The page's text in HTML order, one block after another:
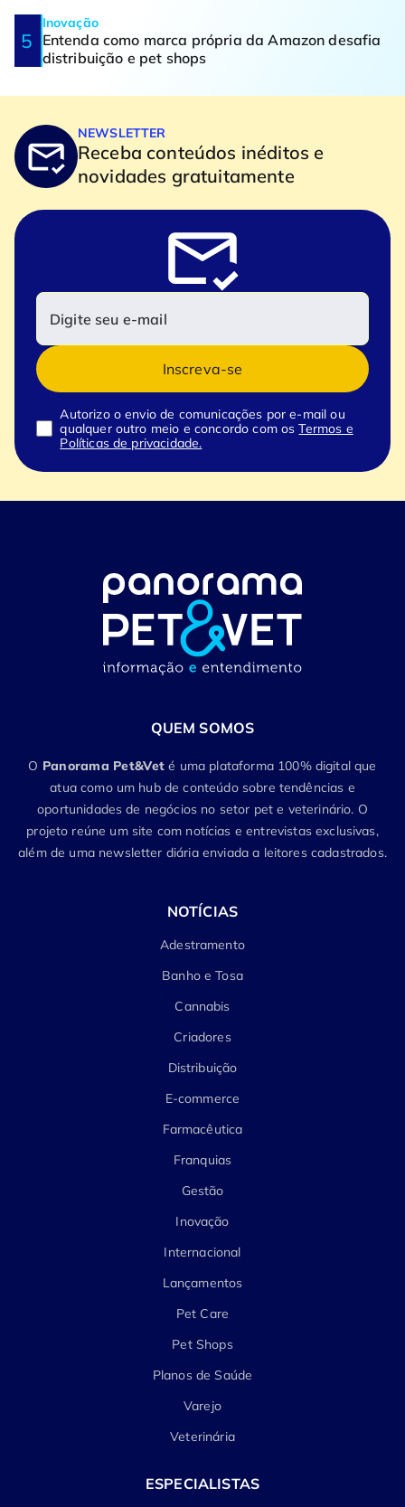
Inovação
Entenda como marca própria da Amazon desafia
distribuição e pet shops
NEWSLETTER
Receba conteúdos inéditos e
novidades gratuitamente
Inscreva-se
Autorizo o envio de comunicações por e-mail ou
qualquer outro meio e concordo com osTermos e
Políticas de privacidade.
QUEM SOMOS
O Panorama Pet&Vet é uma plataforma 100% digital que
atua como um hub de conteúdo sobre tendências e
oportunidades de negócios no setor pet e veterinário. O
projeto reúne um site com notícias e entrevistas exclusivas,
além de uma newsletter diária enviada a leitores cadastrados.
NOTÍCIAS
Adestramento
Banho e Tosa
Cannabis
Criadores
Distribuição
E-commerce
Farmacêutica
Franquias
Gestão
Inovação
Internacional
Lançamentos
Pet Care
Pet Shops
Planos de Saúde
Varejo
Veterinária
ESPECIALISTAS